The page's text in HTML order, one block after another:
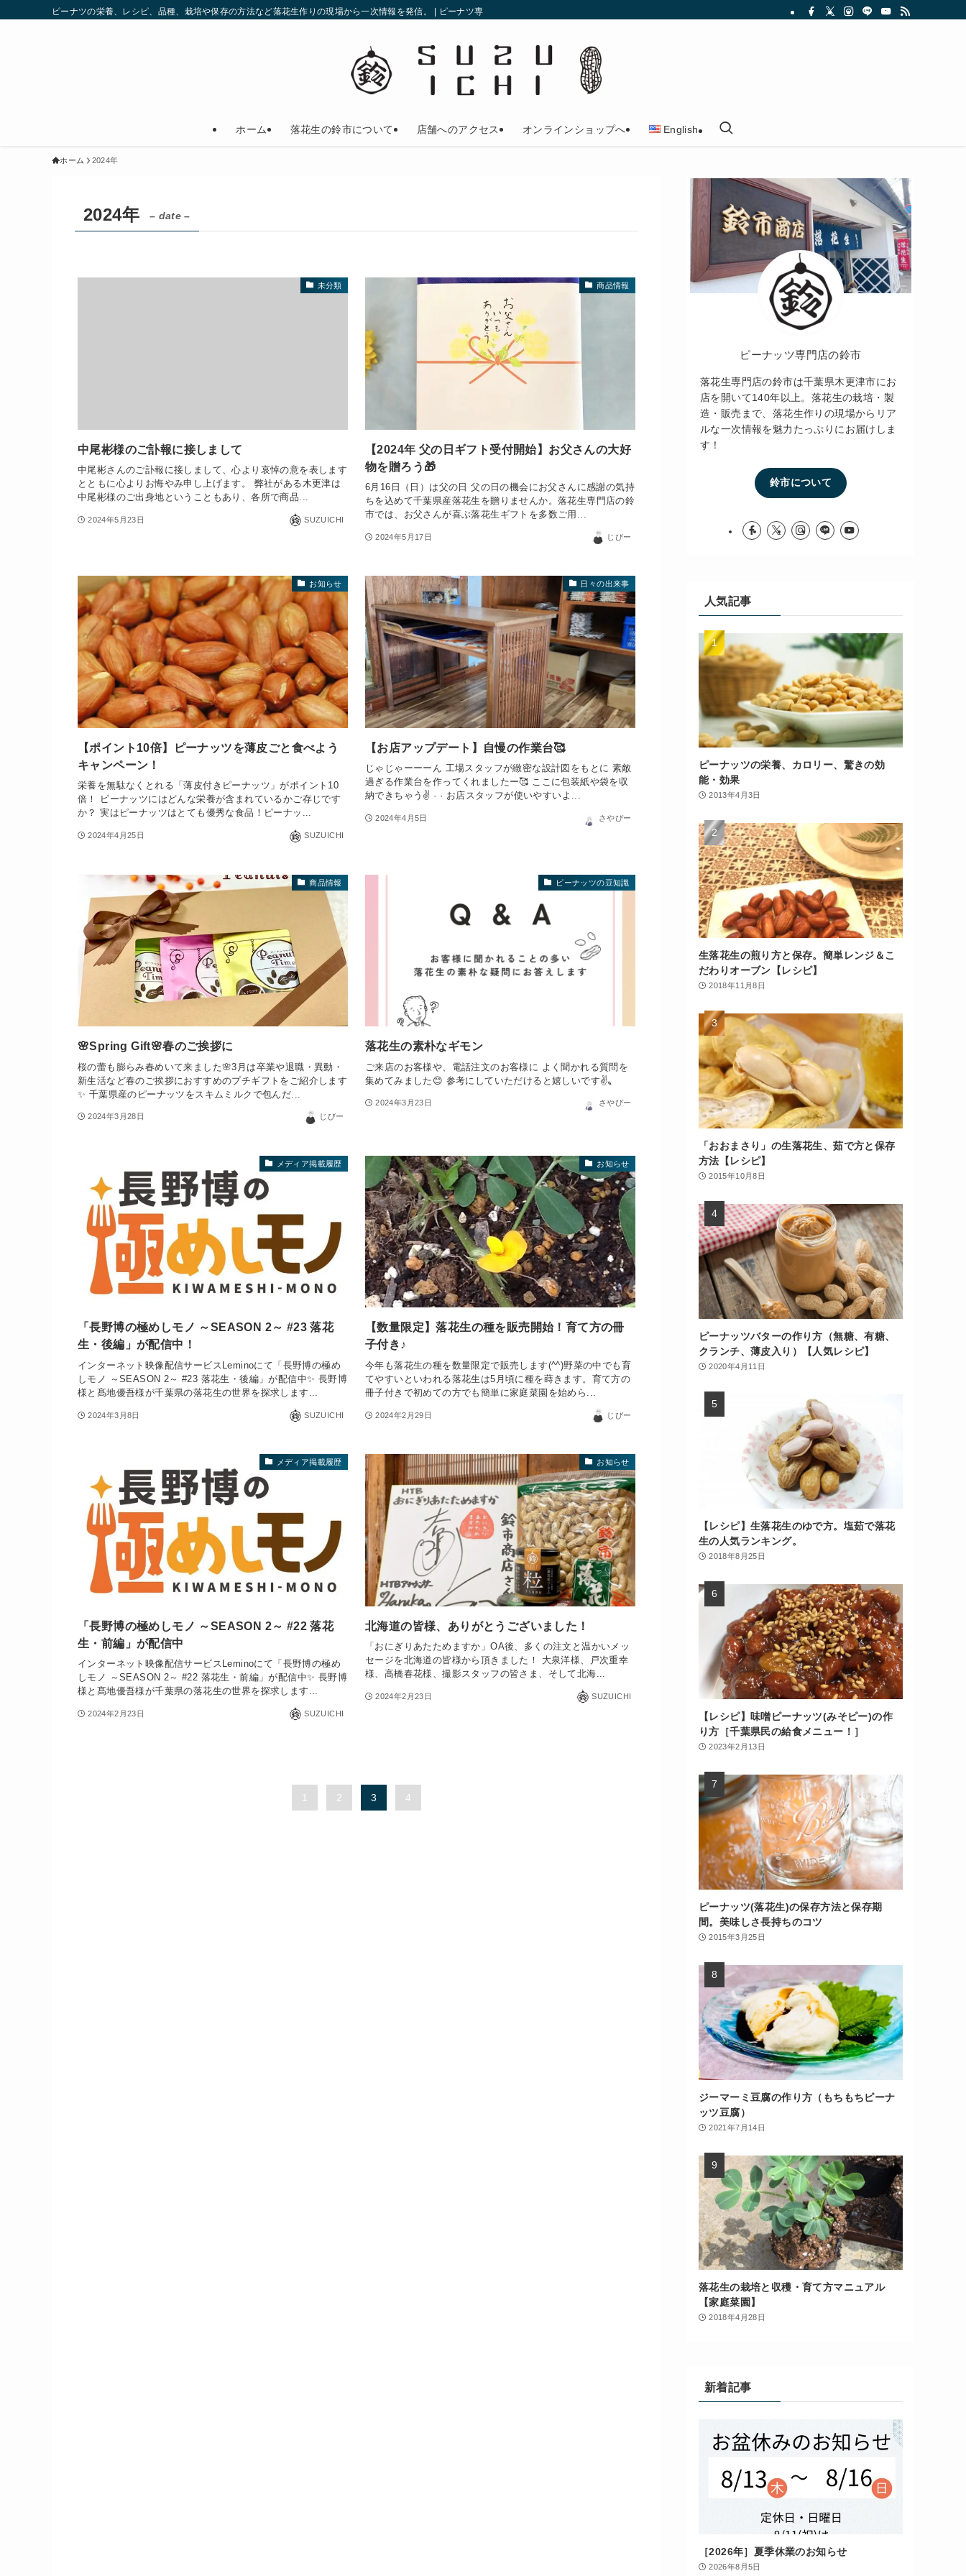
ピーナツの栄養、レシピ、品種、栽培や保存の方法など落花生作りの現場から一次情報を発信。 | ピーナツ専門店の鈴市
ホーム 落花生の鈴市について 店舗へのアクセス オンラインショップへ English
ホーム 2024年
2024年 – date –
未分類
中尾彬様のご訃報に接しまして
中尾彬さんのご訃報に接しまして、心より哀悼の意を表します
とともに心よりお悔やみ申し上げます。 弊社がある木更津は
中尾彬様のご出身地ということもあり、各所で商品...
2024年5月23日 SUZUICHI
商品情報
【2024年 父の日ギフト受付開始】お父さんの大好
物を贈ろう🎁
6月16日（日）は父の日 父の日の機会にお父さんに感謝の気持
ちを込めて千葉県産落花生を贈りませんか。落花生専門店の鈴
市では、お父さんが喜ぶ落花生ギフトを多数ご用...
2024年5月17日 じびー
お知らせ
【ポイント10倍】ピーナッツを薄皮ごと食べよう
キャンペーン！
栄養を無駄なくとれる「薄皮付きピーナッツ」がポイント10
倍！ ピーナッツにはどんな栄養が含まれているかご存じです
か？ 実はピーナッツはとても優秀な食品！ピーナッ...
2024年4月25日 SUZUICHI
日々の出来事
【お店アップデート】自慢の作業台🥰
じゃじゃーーーん 工場スタッフが緻密な設計図をもとに 素敵
過ぎる作業台を作ってくれましたー🥰 ここに包装紙や袋を収
納できちゃう✌️ · · お店スタッフが使いやすいよ...
2024年4月5日 さやぴー
商品情報
🌸Spring Gift🌸春のご挨拶に
桜の蕾も膨らみ春めいて来ました🌸3月は卒業や退職・異動・
新生活など春のご挨拶におすすめのプチギフトをご紹介します
✨️ 千葉県産のピーナッツをスキムミルクで包んだ...
2024年3月28日 じびー
ピーナッツの豆知識
落花生の素朴なギモン
ご来店のお客様や、電話注文のお客様に よく聞かれる質問を
集めてみました😊 参考にしていただけると嬉しいです✌️〟
2024年3月23日 さやぴー
メディア掲載履歴
「長野博の極めしモノ ～SEASON 2～ #23 落花
生・後編」が配信中！
インターネット映像配信サービスLeminoにて「長野博の極め
しモノ ～SEASON 2～ #23 落花生・後編」が配信中✨ 長野博
様と髙地優吾様が千葉県の落花生の世界を探求します...
2024年3月8日 SUZUICHI
お知らせ
【数量限定】落花生の種を販売開始！育て方の冊
子付き♪
今年も落花生の種を数量限定で販売します(^^)野菜の中でも育
てやすいといわれる落花生は5月頃に種を蒔きます。育て方の
冊子付きで初めての方でも簡単に家庭菜園を始めら...
2024年2月29日 じびー
メディア掲載履歴
「長野博の極めしモノ ～SEASON 2～ #22 落花
生・前編」が配信中
インターネット映像配信サービスLeminoにて「長野博の極め
しモノ ～SEASON 2～ #22 落花生・前編」が配信中✨ 長野博
様と髙地優吾様が千葉県の落花生の世界を探求します...
2024年2月23日 SUZUICHI
お知らせ
北海道の皆様、ありがとうございました！
「おにぎりあたためますか」OA後、多くの注文と温かいメッ
セージを北海道の皆様から頂きました！ 大泉洋様、戸次重幸
様、高橋春花様、撮影スタッフの皆さま、そして北海...
2024年2月23日 SUZUICHI
1 2 3 4
ピーナッツ専門店の鈴市
落花生専門店の鈴市は千葉県木更津市にお
店を開いて140年以上。落花生の栽培・製
造・販売まで、落花生作りの現場からリア
ルな一次情報を魅力たっぷりにお届けしま
す！
鈴市について
人気記事
ピーナッツの栄養、カロリー、驚きの効
能・効果
2013年4月3日
生落花生の煎り方と保存。簡単レンジ＆こ
だわりオーブン【レシピ】
2018年11月8日
「おおまさり」の生落花生、茹で方と保存
方法【レシピ】
2015年10月8日
ピーナッツバターの作り方（無糖、有糖、
クランチ、薄皮入り）【人気レシピ】
2020年4月11日
【レシピ】生落花生のゆで方。塩茹で落花
生の人気ランキング。
2018年8月25日
【レシピ】味噌ピーナッツ(みそピー)の作
り方［千葉県民の給食メニュー！］
2023年2月13日
ピーナッツ(落花生)の保存方法と保存期
間。美味しさ長持ちのコツ
2015年3月25日
ジーマーミ豆腐の作り方（もちもちピーナ
ッツ豆腐）
2021年7月14日
落花生の栽培と収穫・育て方マニュアル
【家庭菜園】
2018年4月28日
新着記事
［2026年］夏季休業のお知らせ
2026年8月5日